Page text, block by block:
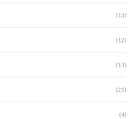
(13)
(12)
(11)
(25)
(4)